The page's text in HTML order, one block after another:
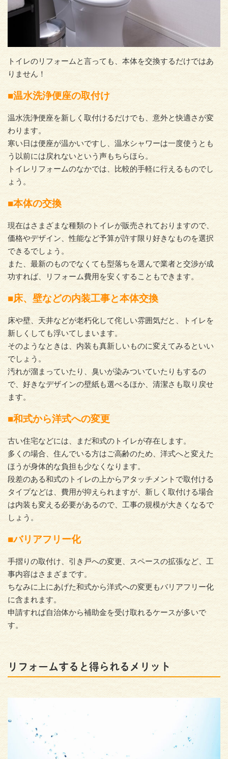
トイレのリフォームと言っても、本体を交換するだけではあ
りません！
■温水洗浄便座の取付け
温水洗浄便座を新しく取付けるだけでも、意外と快適さが変
わります。
寒い日は便座が温かいですし、温水シャワーは一度使うとも
う以前には戻れないという声もちらほら。
トイレリフォームのなかでは、比較的手軽に行えるものでし
ょう。
■本体の交換
現在はさまざまな種類のトイレが販売されておりますので、
価格やデザイン、性能など予算が許す限り好きなものを選択
できるでしょう。
また、最新のものでなくても型落ちを選んで業者と交渉が成
功すれば、リフォーム費用を安くすることもできます。
■床、壁などの内装工事と本体交換
床や壁、天井などが老朽化して侘しい雰囲気だと、トイレを
新しくしても浮いてしまいます。
そのようなときは、内装も真新しいものに変えてみるといい
でしょう。
汚れが溜まっていたり、臭いが染みついていたりもするの
で、好きなデザインの壁紙も選べるほか、清潔さも取り戻せ
ます。
■和式から洋式への変更
古い住宅などには、まだ和式のトイレが存在します。
多くの場合、住んでいる方はご高齢のため、洋式へと変えた
ほうが身体的な負担も少なくなります。
段差のある和式のトイレの上からアタッチメントで取付ける
タイプなどは、費用が抑えられますが、新しく取付ける場合
は内装も変える必要があるので、工事の規模が大きくなるで
しょう。
■バリアフリー化
手摺りの取付け、引き戸への変更、スペースの拡張など、工
事内容はさまざまです。
ちなみに上にあげた和式から洋式への変更もバリアフリー化
に含まれます。
申請すれば自治体から補助金を受け取れるケースが多いで
す。
リフォームすると得られるメリット